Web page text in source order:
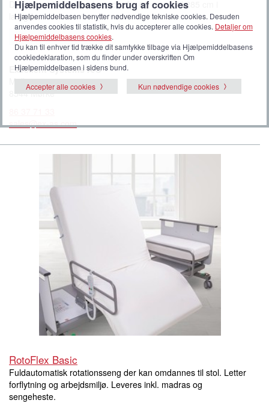
De findes i forskellige længder fra 65 cm op til 285 cm i
længden.
Føj til huskeliste
Excellent Systems A/S
Møllevej 2
8544 Mørke
sales@ex-as.com
RotoFlex Basic
Fuldautomatisk rotationsseng der kan omdannes til stol. Letter
forflytning og arbejdsmiljø. Leveres inkl. madras og
sengeheste.
Hjælpemiddelbasens brug af cookies
Hjælpemiddelbasen benytter nødvendige tekniske cookies. Desuden
anvendes cookies til statistik, hvis du accepterer alle cookies. Detaljer om
Hjælpemiddelbasens cookies.
Du kan til enhver tid trække dit samtykke tilbage via Hjælpemiddelbasens
cookiedeklaration, som du finder under overskriften Om
Hjælpemiddelbasen i sidens bund.
Accepter alle cookies
Kun nødvendige cookies